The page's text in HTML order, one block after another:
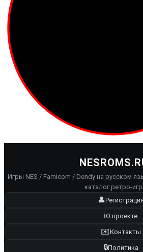
Игры NES / Famicom / Dendy на русском
каталог ретро-
👤Регистрация
ℹ️О проекте
✉️Контакты
🔒Политика